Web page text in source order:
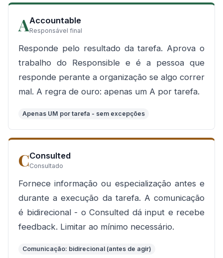
AAccountable
Responsável final
Responde pelo resultado da tarefa. Aprova o
trabalho do Responsible e é a pessoa que
responde perante a organização se algo correr
mal. A regra de ouro: apenas um A por tarefa.
Apenas UM por tarefa - sem excepções
CConsulted
Consultado
Fornece informação ou especialização antes e
durante a execução da tarefa. A comunicação
é bidirecional - o Consulted dá input e recebe
feedback. Limitar ao mínimo necessário.
Comunicação: bidirecional (antes de agir)